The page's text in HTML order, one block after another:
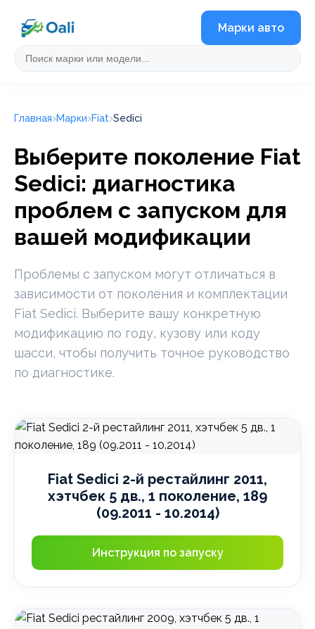
Марки авто
Главная Марки Fiat Sedici
Выберите поколение Fiat
Sedici: диагностика
проблем с запуском для
вашей модификации
Проблемы с запуском могут отличаться в
зависимости от поколения и комплектации
Fiat Sedici. Выберите вашу конкретную
модификацию по году, кузову или коду
шасси, чтобы получить точное руководство
по диагностике.
Fiat Sedici 2-й рестайлинг 2011,
хэтчбек 5 дв., 1 поколение, 189
(09.2011 - 10.2014)
Инструкция по запуску